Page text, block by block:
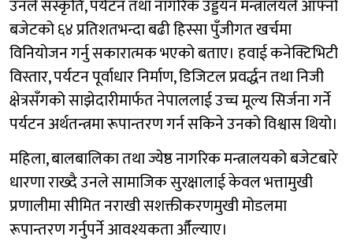
उनले संस्कृति, पर्यटन तथा नागरिक उड्डयन मन्त्रालयले आफ्नो
बजेटको ६४ प्रतिशतभन्दा बढी हिस्सा पुँजीगत खर्चमा
विनियोजन गर्नु सकारात्मक भएको बताए। हवाई कनेक्टिभिटी
विस्तार, पर्यटन पूर्वाधार निर्माण, डिजिटल प्रवर्द्धन तथा निजी
क्षेत्रसँगको साझेदारीमार्फत नेपाललाई उच्च मूल्य सिर्जना गर्ने
पर्यटन अर्थतन्त्रमा रूपान्तरण गर्न सकिने उनको विश्वास थियो।
महिला, बालबालिका तथा ज्येष्ठ नागरिक मन्त्रालयको बजेटबारे
धारणा राख्दै उनले सामाजिक सुरक्षालाई केवल भत्तामुखी
प्रणालीमा सीमित नराखी सशक्तीकरणमुखी मोडलमा
रूपान्तरण गर्नुपर्ने आवश्यकता औँल्याए।